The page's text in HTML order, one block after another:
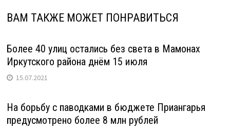
ВАМ ТАКЖЕ МОЖЕТ ПОНРАВИТЬСЯ
Более 40 улиц остались без света в Мамонах
Иркутского района днём 15 июля
15.07.2021
На борьбу с паводками в бюджете Приангарья
предусмотрено более 8 млн рублей